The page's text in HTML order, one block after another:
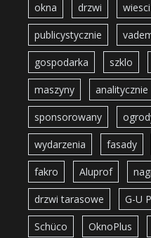
okna drzwi wiesci
publicystycznie
gospodarka szklo
maszyny analitycznie
sponsorowany
wydarzenia fasady
fakro Aluprof
drzwi tarasowe G-U
Schüco OknoPlus